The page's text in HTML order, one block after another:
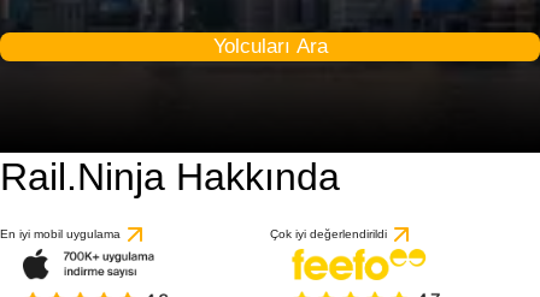
Yolcuları Ara
Rail.Ninja Hakkında
En iyi mobil uygulama Çok iyi değerlendirildi1 değerlendirmeye